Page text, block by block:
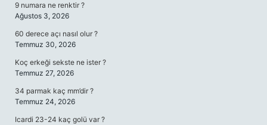
9 numara ne renktir ?
Ağustos 3, 2026
60 derece açı nasıl olur ?
Temmuz 30, 2026
Koç erkeği sekste ne ister ?
Temmuz 27, 2026
34 parmak kaç mm’dir ?
Temmuz 24, 2026
Icardi 23-24 kaç golü var ?